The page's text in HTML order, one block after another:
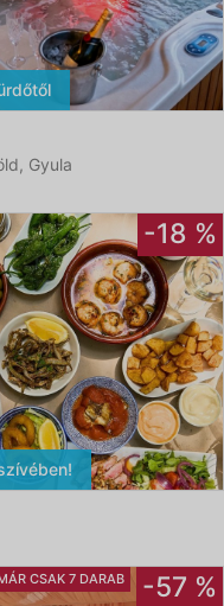
Gyula
-18 %
CSAK 7 DARAB -57 %